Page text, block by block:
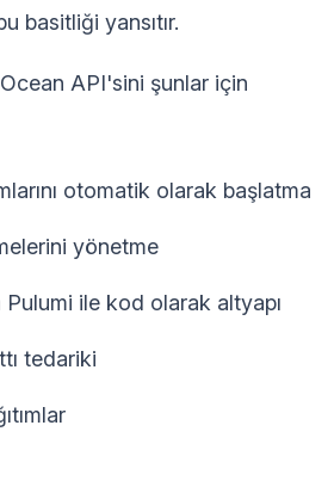
basitliği yansıtır.
API'sini şunlar için
otomatik olarak başlatma
yönetme
ile kod olarak altyapı
tedariki